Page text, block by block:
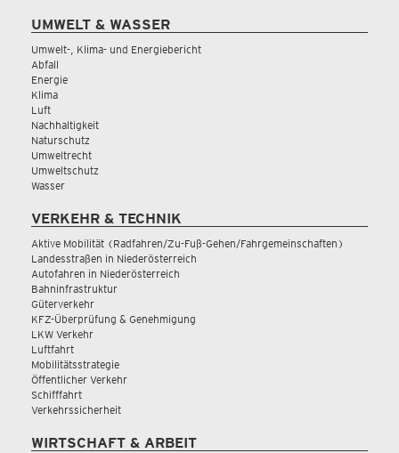
UMWELT & WASSER
Umwelt-, Klima- und Energiebericht
Abfall
Energie
Klima
Luft
Nachhaltigkeit
Naturschutz
Umweltrecht
Umweltschutz
Wasser
VERKEHR & TECHNIK
Aktive Mobilität (Radfahren/Zu-Fuß-Gehen/Fahrgemeinschaften)
Landesstraßen in Niederösterreich
Autofahren in Niederösterreich
Bahninfrastruktur
Güterverkehr
KFZ-Überprüfung & Genehmigung
LKW Verkehr
Luftfahrt
Mobilitätsstrategie
Öffentlicher Verkehr
Schifffahrt
Verkehrssicherheit
WIRTSCHAFT & ARBEIT